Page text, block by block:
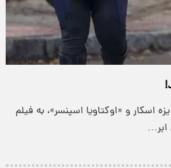
اسکار و «اوکتاویا اسپنسر»، به فیلم